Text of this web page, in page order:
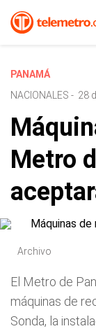
PANAMÁ
NACIONALES - 28
Metro
Archivo
El Metro de
máquinas de
Sonda, la